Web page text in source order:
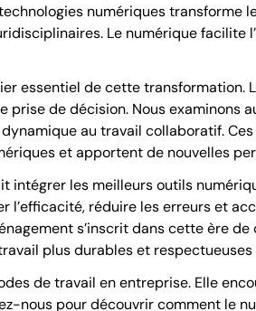
numériques transforme
Le numérique facilite
essentiel de cette transformation.
de décision. Nous examinons
au travail collaboratif.
et apportent de nouvelles
intégrer les meilleurs outils
l’efficacité, réduire les erreurs et
s’inscrit dans cette ère
plus durables et respectueuses
de travail en entreprise. Elle
nous pour découvrir comment le